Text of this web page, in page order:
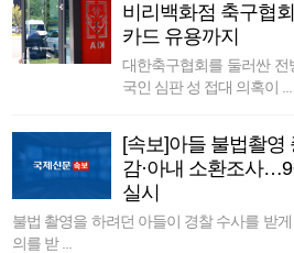
비리백화점 축구협
카드 유용까지
대한축구협회를 둘러싼
국인 심판 성 접대 의혹이 ...
[속보]아들 불법촬영
감·아내 소환조사…9
실시
불법 촬영을 하려던 아들이 경찰 수사를 받
의를 받 ...